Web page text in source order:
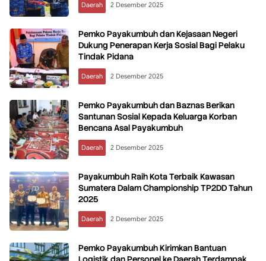
Daerah 2 Desember 2025
Pemko Payakumbuh dan Kejasaan Negeri
Dukung Penerapan Kerja Sosial Bagi Pelaku
Tindak Pidana
Daerah 2 Desember 2025
Pemko Payakumbuh dan Baznas Berikan
Santunan Sosial Kepada Keluarga Korban
Bencana Asal Payakumbuh
Daerah 2 Desember 2025
Payakumbuh Raih Kota Terbaik Kawasan
Sumatera Dalam Championship TP2DD Tahun
2025
Daerah 2 Desember 2025
Pemko Payakumbuh Kirimkan Bantuan